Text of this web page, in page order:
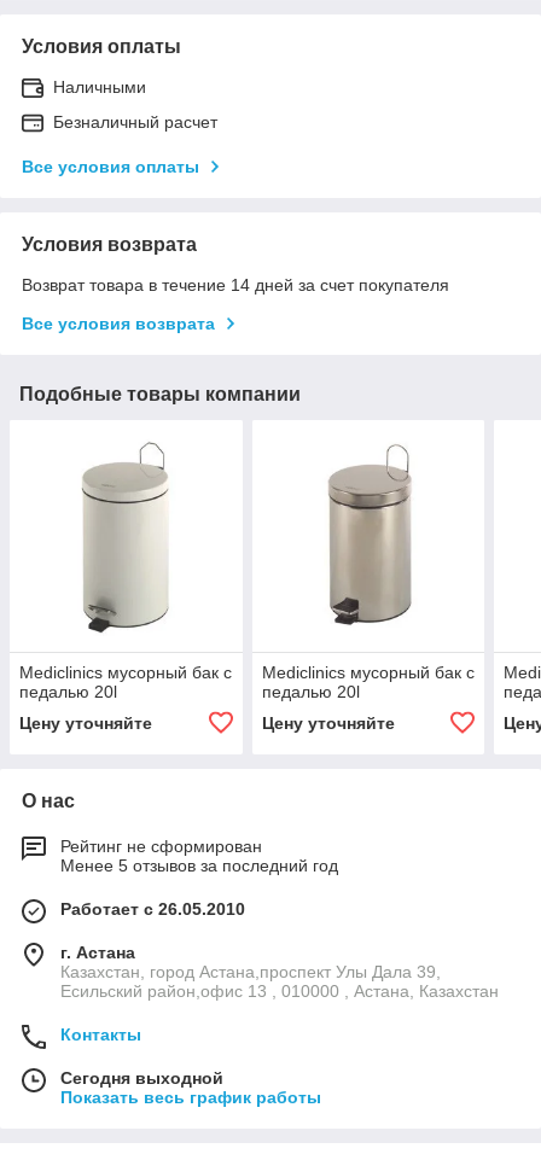
Условия оплаты
Наличными
Безналичный расчет
Все условия оплаты
Условия возврата
Возврат товара в течение 14 дней за счет покупателя
Все условия возврата
Подобные товары компании
Mediclinics мусорный бак с
педалью 20l
Цену уточняйте
Mediclinics мусорный бак с
педалью 20l
Цену уточняйте
О нас
Рейтинг не сформирован
Менее 5 отзывов за последний год
Работает с 26.05.2010
г. Астана
Казахстан, город Астана,проспект Улы Дала 39,
Есильский район,офис 13 , 010000 , Астана, Казахстан
Контакты
Сегодня выходной
Показать весь график работы